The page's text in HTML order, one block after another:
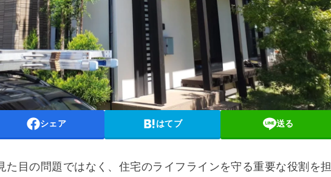
シェア はてブ 送る
た目の問題ではなく、住宅のライフラインを守る重要な役割を担